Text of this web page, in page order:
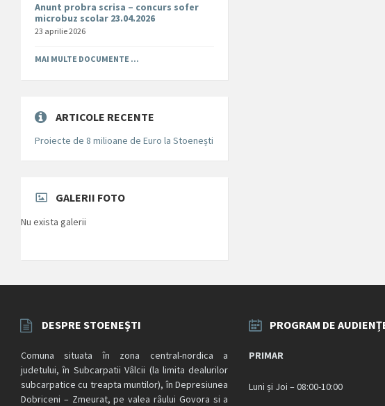
Anunt probra scrisa – concurs sofer
microbuz scolar 23.04.2026
23 aprilie 2026
MAI MULTE DOCUMENTE ...
ARTICOLE RECENTE
Proiecte de 8 milioane de Euro la Stoenești
GALERII FOTO
Nu exista galerii
DESPRE STOENEȘTI
Comuna situata în zona central-nordica a
judetului, în Subcarpatii Vâlcii (la limita dealurilor
subcarpatice cu treapta muntilor), în Depresiunea
Dobriceni – Zmeurat, pe valea râului Govora si a
PROGRAM DE
PRIMAR
Luni și Joi – 08:00-10:00